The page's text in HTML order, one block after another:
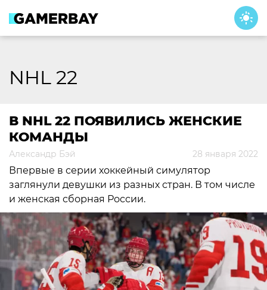
content
NHL 22
В NHL 22 ПОЯВИЛИСЬ ЖЕНСКИЕ
КОМАНДЫ
Александр Бэй 28 января 2022
Впервые в серии хоккейный симулятор
заглянули девушки из разных стран. В том числе
и женская сборная России.